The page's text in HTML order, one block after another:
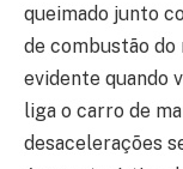
queimado junto
de combustão do
evidente quando
liga o carro de
desacelerações